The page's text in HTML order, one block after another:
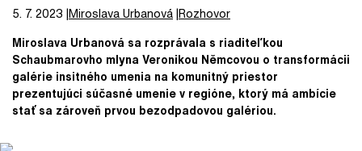
5. 7. 2023 MiroslavaUrbanová Rozhovor
Miroslava Urbanová sa rozprávala s riaditeľkou
Schaubmarovho mlyna Veronikou Němcovou o transformácii
galérie insitného umenia na komunitný priestor
prezentujúci súčasné umenie v regióne, ktorý má ambície
stať sa zároveň prvou bezodpadovou galériou.